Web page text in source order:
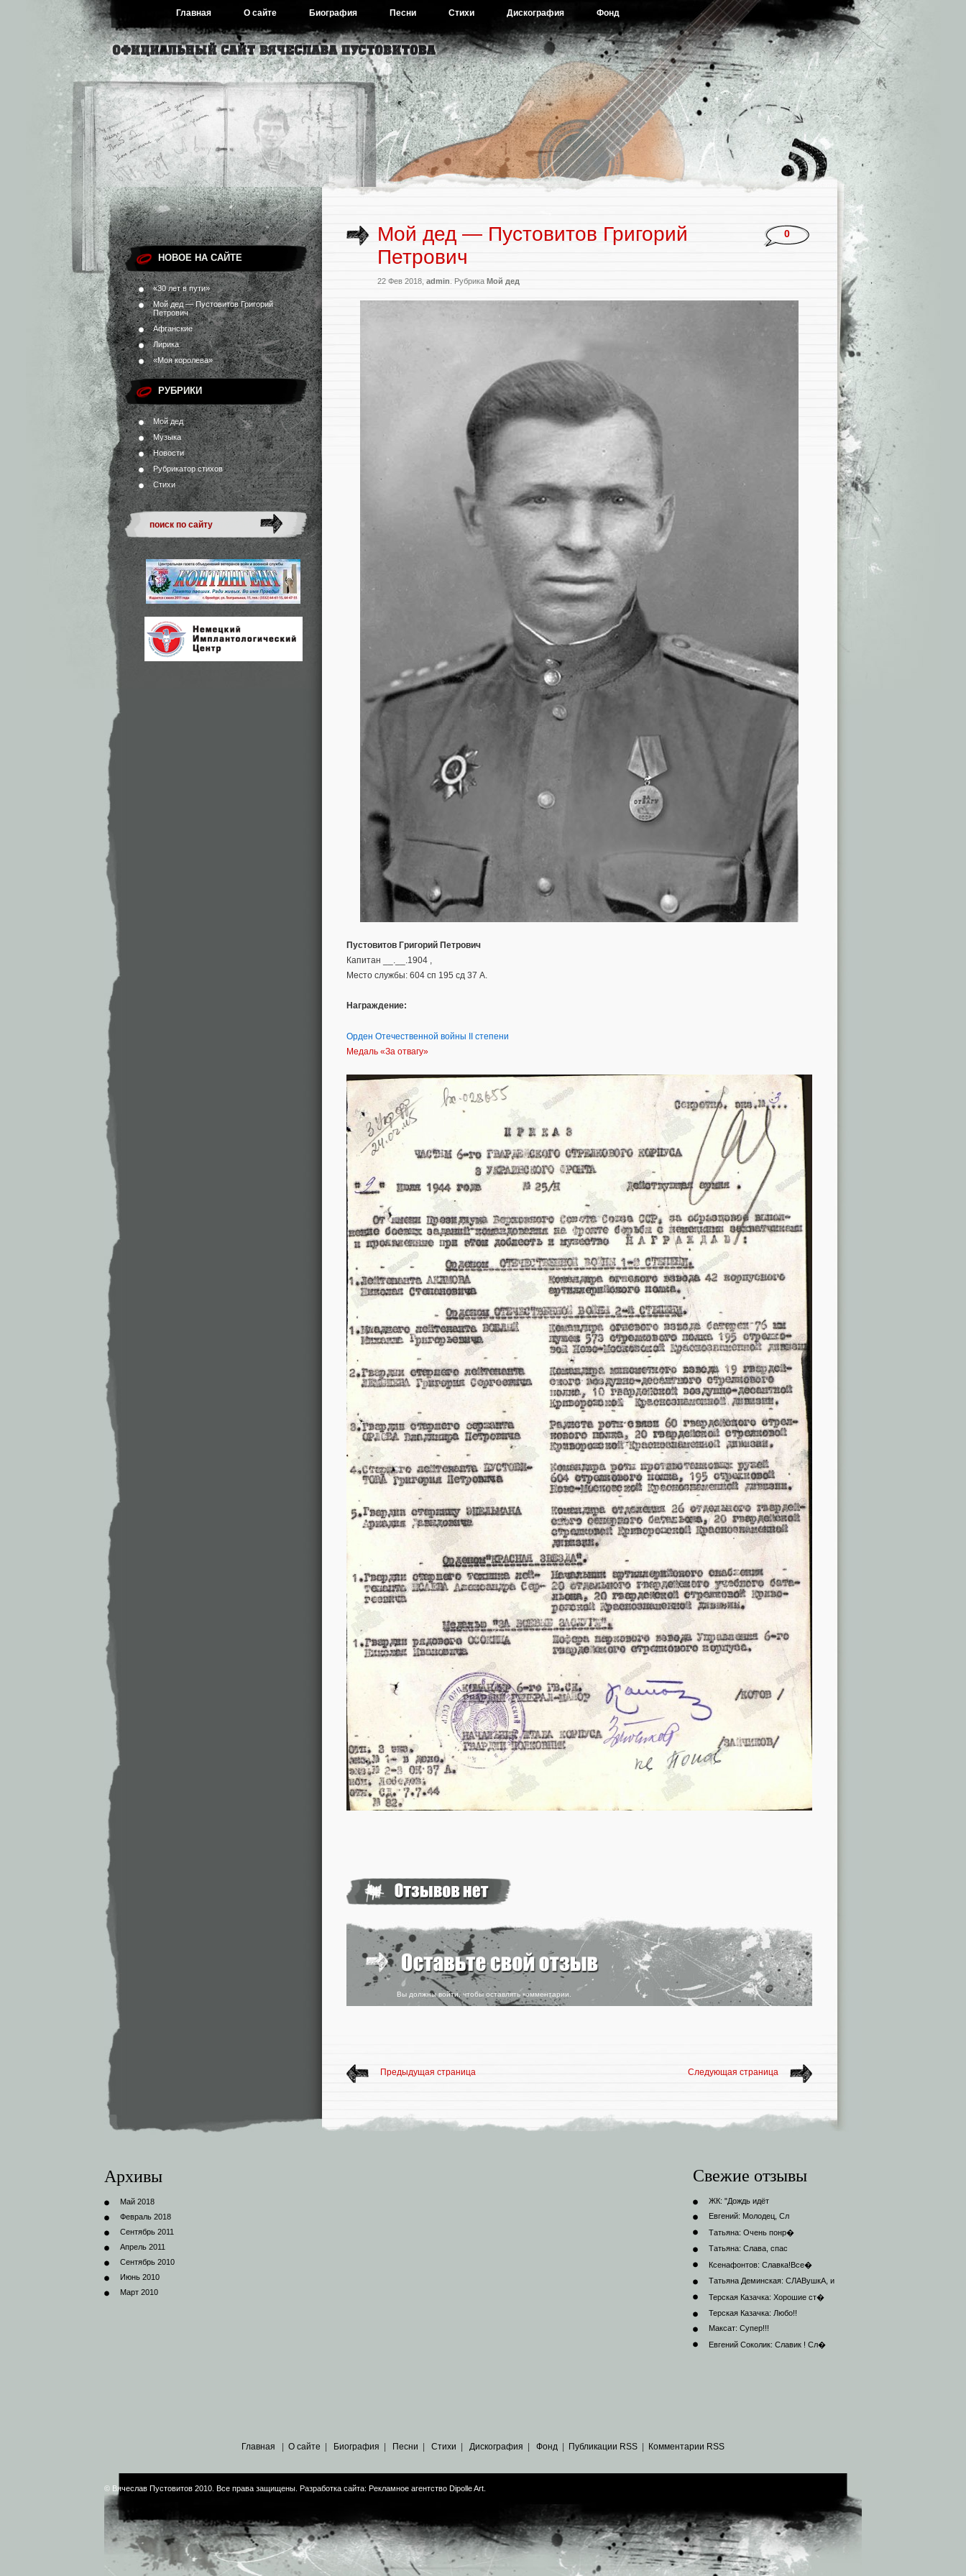
Главная О сайте Биография Песни Стихи Дискография Фонд
НОВОЕ НА САЙТЕ
«30 лет в пути»
Мой дед — Пустовитов Григорий
Петрович
Афганские
Лирика
«Моя королева»
РУБРИКИ
Мой дед
Музыка
Новости
Рубрикатор стихов
Стихи
Мой дед — Пустовитов Григорий
Петрович
22 Фев 2018, admin . Рубрика Мой дед
0
Пустовитов Григорий Петрович
Капитан __.__.1904 ,
Место службы: 604 сп 195 сд 37 А.
Награждение:
Орден Отечественной войны II степени
Медаль «За отвагу»
Вы должнывойти , чтобы оставлять комментарии.
Предыдущая страница Следующая страница
Архивы
Май 2018
Февраль 2018
Сентябрь 2011
Апрель 2011
Сентябрь 2010
Июнь 2010
Март 2010
Свежие отзывы
ЖК: "Дождь идёт
Евгений: Молодец, Сл
Татьяна: Очень понр�
Татьяна: Слава, спас
Ксенафонтов: Славка!Все�
Татьяна Деминская: СЛАВушкА, и
Терская Казачка: Хорошие ст�
Терская Казачка: Любо!!
Максат: Супер!!!
Евгений Соколик: Славик ! Сл�
Главная О сайте Биография Песни Стихи Дискография Фонд Публикации RSS Комментарии RSS
© Вячеслав Пустовитов 2010. Все права защищены. Разработка сайта: Рекламное агентство Dipolle Art